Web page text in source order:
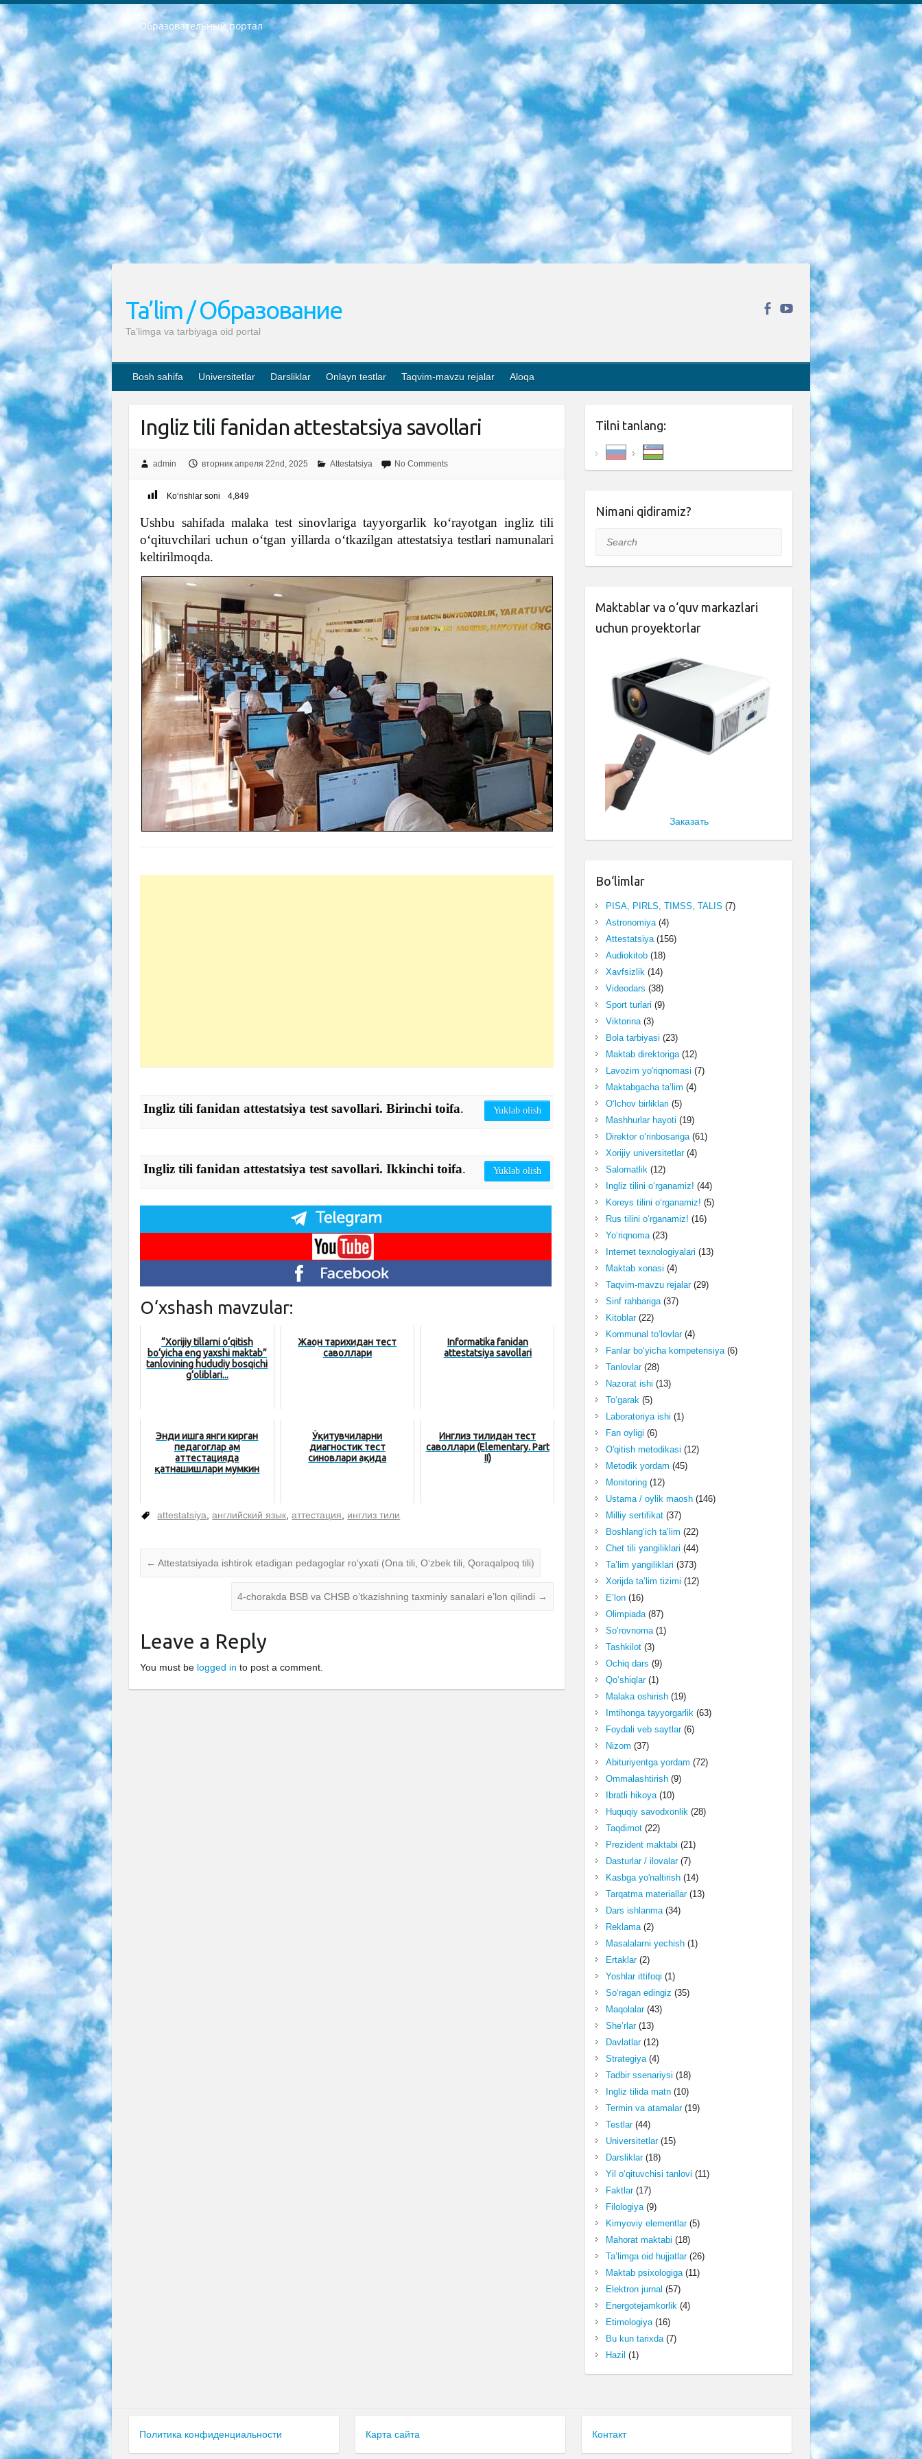
Образовательный портал
РЕСПУБЛИКА УЗБЕКИСТАН МИНИСТРЕРСТВО ДОШКОЛЬНОГО И ШКОЛЬНОГО ОБРАЗОВАНИЯ КОМАНДА в общеобразовательных учреждениях в 2023-2024 учебном году организация и проведение итоговой государственной аттестации обучающихся о Министра дошкольного и школьного образования Республики Узбекистан от 4 марта 2008 года (постановлением Минюста от 20 марта 2008 года № 1778 государственной регистрации) «Итоговое состояние учащихся общего среднего образования на основании положения об утверждении положения об аттестации общего среднего образования выпускной экзамен студентов в образовательных учреждениях в 2023-2024 учебном году В целях организации и прохождения аттестации приказываю: 1. Следующее: перечень предметов, по которым будет проводиться итоговая государственная аттестация и экзамен формы перевода согласно приложению 1; сертификаты международного образца, оценивающие уровень владения иностранными языками перечень согласно приложению 2; 2. Педагогический при специализированных образовательных учреждениях. научно-практический центр квалификации и международной оценки (Д.Давидова) 2024 г. До 25 марта: задания по предметам, по которым будет проводиться итоговая аттестация разработка и утверждение технических условий; итоговая аттестация на основании разработанного предметного задания разработка вопросов по предметам (устно и письменно), экзамен передача; общеобразовательные средние школы и специальные учебные заведения учащиеся выпускных классов школ и интернатов в агентской системе подготовка базы данных экзаменационных материалов и критериев оценки; перевод базы экзаменационных материалов на все языки обучения подать в Республиканский образовательный центр для изготовления; варианты экзаменов на основе разработанных контрольных материалов пусть будут поставлены задачи формирования. 3. Республиканский образовательный центр (Ш.Худайкулов) до 5 апреля 2024 года. до: база данных предоставленных экзаменационных материалов на все языки обучения перевод и экспертиза; для слепых, слабовидящих, глухих, слабослышащих и умственно отсталых детей учащиеся выпускных классов специализированных школ и школ-интернатов база данных экзаменационных материалов на всех преподаваемых языках подготовка критериев оценки; специализированные школы для умственно отсталых детей и технологии для учащихся выпускных классов школ-интернатов разработка соответствующих рекомендаций и критериев проведения ЕГЭ по естествознанию давать задания. 4. Педагогический при специализированных образовательных учреждениях. Научно-практический центр навыков и международной оценки (Д.Давидова), Республика образовательный центр (Худайкулов Ш.) итоговый государственный аттестационный экзамен ориентирован на творческое и логическое мышление при подготовке базы материалов учитывать введение заданий. 5. Следует отметить, что: сертификат государственного образца о знании общеобразовательного предмета и как минимум национальный уровень B1 по предметам на иностранных языках, указанным в Приложении 2. или международно признанный сертификат эквивалентного уровня студенты, изучающие определенный предмет, освобождаются от экзамена; по соответствующим предметам запланирована итоговая государственная аттестация за день до дня, путем жеребьевки Рабочей группой (в письменной форме по предметам, проводимым в форме) из числа сформированных вариантов выбрано 2 варианта; 2 выбранных варианта экзамена анонсированы на официальном сайте министерства и все выпускники по всей стране на основе этих вариантов проводит итоговую государственную аттестацию. 6. Государственное образование учащихся средних общеобразовательных учреждений. знания в соответствии с квалификационными требованиями, которые необходимо приобрести на основании стандартов итоговый (выпускной) контроль для 9 и 11 классов в целях тестирования Экзамены (далее – экзамены) состоят из предметов, перечисленных в приложении 1. будет сделано. 7. Экзамены пройдут с 26 мая по 15 июня 2024 г. (кроме науки физического воспитания). 8. Физическая для учащихся 9 классов общесредних образовательных учреждений. Экзамены по предмету «Образование, квалификация медицина» 1-6 мая 2024 года. сотрудники перевести под присмотр (с отклонениями в физическом или умственном развитии) специализированная школа для детей, школы-интернаты и со сколиозом школы-интернаты санаторного типа для больных детей исключены). 9. Он был слепым, слабовидящим и имел нарушения опорно-двигательного аппарата. экзамены в специализированных школах и интернатах для детей должны проводиться исходя из требований, предъявляемых к общеобразовательным учреждениям (физкультура кроме науки). 10. Специализированная школа для глухих и слабослышащих детей. и экзамены в интернатах и быть реализован в виде письменного теста по математике. 11. Специальность для умственно отсталых детей. Для 9 класса Родной язык и литературное письмо Государственный язык (язык обучения – узбекский). для неклассов) написано Математическое письмо Письменная/устная история Узбекистана Физическое воспитание практично Итоговый контроль Для 11 класса Написание родного языка и литературы (эссе) Математическое письмо Узбекский язык (обучение на узбекском языке) не посещающее общее среднее образование для учреждений)/Образовательное учреждение выбор письменный и устный Иностранный язык письменный/устный Письменная/устная история Узбекистана *По выбору студента:  Химия  Физика  Основы государственного права  География 10 бесплатных образовательных ресурсов - Мы составили подборку онлайн-проектов с интерактивными упражнениями, видеолекциями и статьями. Они помогут вам обрести новые и освежить старые знания бесплатно. 1. «ИНТУИТ» Старейшая образовательная площадка Рунета. Здесь вы найдёте сотни текстовых и видеокурсов на десятки различных тем — от программирования до психологии. Многие курсы подготовлены российскими университетами и крупными международными компаниями вроде Intel и Microsoft. Самостоятельное обучение бесплатное, но желающие могут оплатить услуги персональных наставников. 2. «Смартия» знакомит с актуальными профессиями и подсказывает, как им обучаться. Выбрав заинтересовавшую вас специальность — SMM-специалист, фотограф, веб-дизайнер или другую, — увидите список необходимых для неё умений. Чтобы вы могли освоить их самостоятельно, для каждого умения площадка отображает подборку ссылок на учебные материалы. Хотя «Смартия» ориентируется на русскоязычную аудиторию, часть контента всё же доступна только на английском. 3. «Лекторий Физтеха» Проект Московского физико-технического института (Физтеха). С его помощью вы можете смотреть онлайн серии лекций, записанные на видео в этом вузе. В числе доступных предметов — физика, биология, химия, информационные технологии и другие. К некоторым лекциям администрация ресурса прилагает готовые конспекты, которые можно скачивать в PDF-формате. 4. ITMOcourses Онлайн-площадка Санкт-Петербургского национального исследовательского университета информационных технологий, механики и оптики (ИТМО). Ресурс предоставляет свободный доступ к курсам, разработанным в этом вузе. Каталог материалов разбит на четыре категории: «Оптические системы и технологии», «Приборостроение и робототехника», «Информационные технологии» и «Биотехнологии». Курсы состоят из видеолекций, интерактивных демонстраций и заданий. 5. «КиберЛенинка» Электронная научная библиотека открытого доступа. Каталог площадки регулярно обрастает текстами статей из различных научных изданий. Сгруппированные по журналам и рубрикам публикации можно читать онлайн или скачивать целиком в PDF-формате. Проект нацелен на популяризацию науки за счёт открытого доступа к качественной информации. 6. «ПостНаука» На этом ресурсе публикуют подборки видеолекций, составленные экспертами из разных отраслей и объединённые общими темами. Среди них, к примеру, есть серии «Биоинформатика и геномика», «Культура средневековой Скандинавии» и Cinema Studies о теории кино. Каждая подборка лекций — логически связанная история, рассказанная экспертом от первого лица. Кроме того, на сайте появляются научно-образовательные статьи и тесты на разные темы. 7. «Newочём» Команда проекта «Newочём» отбирает самые интересные тексты из англоязычных СМИ и переводит те из них, за которые голосуют участники сообщества «ВКонтакте». По большей части это научно-популярные статьи. Редакторы придумывают лишь заголовки, в остальном содержание переводов соответствует оригиналам. Полные тексты можно читать прямо в социальной сети. 8. InternetUrok Онлайн-база материалов по основным дисциплинам школьной программы. Информация на сайте структурирована по классам, предметам и темам (урокам). Каждый урок состоит из видеолекций и конспектов. Есть также интерактивные тренажёры и тесты для закрепления пройденного материала. Даже если вы давно окончили школу, возможность повторить программу старших классов всегда может пригодиться. 9. Edutainme Ещё один ресурс об образовании. В отличие от Newtonew, как мне кажется, Edutainme больше ориентируется на представителей индустрии: педагогов, предпринимателей, разработчиков образовательных проектов. Но и любой, кто просто стремится к саморазвитию, найдёт на сайте много полезного и интересного для себя. Например, информацию о новых курсах и образовательных сервисах. 10. Newtonew Онлайн-медиа об образовании и обучении в широком смысле. Авторы Newtonew пишут об инструментах, заведениях, тактиках и стратегиях, которые помогают учить других и получать новые знания самостоятельно. На этой площадке вы найдёте новости, обзоры, аналитические мат
Ta’lim / Образование
Ta’limga va tarbiyaga oid portal
Bosh sahifa Universitetlar Darsliklar Onlayn testlar Taqvim-mavzu rejalar Aloqa
Ingliz tili fanidan attestatsiya savollari
admin вторник апреля 22nd, 2025 Attestatsiya No Comments
Ko‘rishlar soni 4,849
Ushbu sahifada malaka test sinovlariga tayyorgarlik ko‘rayotgan ingliz tili
o‘qituvchilari uchun o‘tgan yillarda o‘tkazilgan attestatsiya testlari namunalari
keltirilmoqda.
Ingliz tili fanidan attestatsiya test savollari. Birinchi toifa. Yuklab olish
Ingliz tili fanidan attestatsiya test savollari. Ikkinchi toifa. Yuklab olish
O‘xshash mavzular:
“Xorijiy tillarni o‘qitish
bo‘yicha eng yaxshi maktab”
tanlovining hududiy bosqichi
g‘oliblari...
Жаҳон тарихидан тест
саволлари
Informatika fanidan
attestatsiya savollari
Энди ишга янги кирган
педагоглар ҳам
аттестацияда
қатнашишлари мумкин
Ўқитувчиларни
диагностик тест
синовлари ҳақида
Инглиз тилидан тест
саволлари (Elementary. Part
II)
attestatsiya,английский язык,аттестация, инглиз тили
← Attestatsiyada ishtirok etadigan pedagoglar ro‘yxati (Ona tili, O‘zbek tili, Qoraqalpoq tili)
4-chorakda BSB va CHSB o‘tkazishning taxminiy sanalari e’lon qilindi →
Leave a Reply
You must be logged in to post a comment.
Tilni tanlang:
Nimani qidiramiz?
Search
Maktablar va o‘quv markazlari
uchun proyektorlar
Заказать
Bo‘limlar
PISA, PIRLS, TIMSS, TALIS (7)
Astronomiya(4)
Attestatsiya(156)
Audiokitob(18)
Xavfsizlik(14)
Videodars (38)
Sport turlari (9)
Viktorina(3)
Bola tarbiyasi (23)
Maktab direktoriga(12)
Lavozim yo'riqnomasi (7)
Maktabgacha ta’lim (4)
O‘lchov birliklari (5)
Mashhurlar hayoti (19)
Direktor o‘rinbosariga(61)
Xorijiy universitetlar(4)
Salomatlik(12)
Ingliz tilini o‘rganamiz! (44)
Koreys tilini o‘rganamiz! (5)
Rus tilini o‘rganamiz! (16)
Yo‘riqnoma(23)
Internet texnologiyalari (13)
Maktab xonasi (4)
Taqvim-mavzu rejalar(29)
Sinf rahbariga(37)
Kitoblar(22)
Kommunal to‘lovlar(4)
Fanlar bo‘yicha kompetensiya(6)
Tanlovlar(28)
Nazorat ishi (13)
To‘garak(5)
Laboratoriya ishi (1)
Fan oyligi (6)
O'qitish metodikasi (12)
Metodik yordam (45)
Monitoring(12)
Ustama / oylik maosh(146)
Milliy sertifikat(37)
Boshlang‘ich ta’lim (22)
Chet tili yangiliklari (44)
Ta’lim yangiliklari (373)
Xorijda ta’lim tizimi (12)
E’lon(16)
Olimpiada(87)
So‘rovnoma(1)
Tashkilot(3)
Ochiq dars (9)
Qo‘shiqlar(1)
Malaka oshirish(19)
Imtihonga tayyorgarlik(63)
Foydali veb saytlar(6)
Nizom (37)
Abituriyentga yordam (72)
Ommalashtirish(9)
Ibratli hikoya(10)
Huquqiy savodxonlik(28)
Taqdimot(22)
Prezident maktabi (21)
Dasturlar / ilovalar(7)
Kasbga yo'naltirish(14)
Tarqatma materiallar(13)
Dars ishlanma(34)
Reklama(2)
Masalalarni yechish(1)
Ertaklar(2)
Yoshlar ittifoqi (1)
So‘ragan edingiz (35)
Maqolalar(43)
She’rlar(13)
Davlatlar(12)
Strategiya(4)
Tadbir ssenariysi (18)
Ingliz tilida matn(10)
Termin va atamalar(19)
Testlar(44)
Universitetlar(15)
Darsliklar(18)
Yil o‘qituvchisi tanlovi (11)
Faktlar(17)
Filologiya(9)
Kimyoviy elementlar(5)
Mahorat maktabi (18)
Ta’limga oid hujjatlar(26)
Maktab psixologiga(11)
Elektron jurnal (57)
Energotejamkorlik(4)
Etimologiya(16)
Bu kun tarixda(7)
Hazil (1)
Политика конфиденциальности Карта сайта Контакт